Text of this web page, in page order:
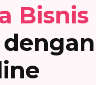
Bisnis
dengan